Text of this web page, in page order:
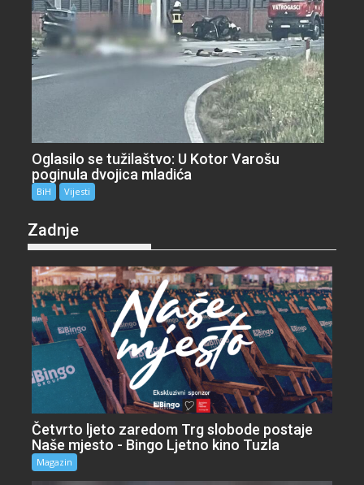
Oglasilo se tužilaštvo: U Kotor Varošu
poginula dvojica mladića
BiH Vijesti
Zadnje
Četvrto ljeto zaredom Trg slobode postaje
Naše mjesto - Bingo Ljetno kino Tuzla
Magazin